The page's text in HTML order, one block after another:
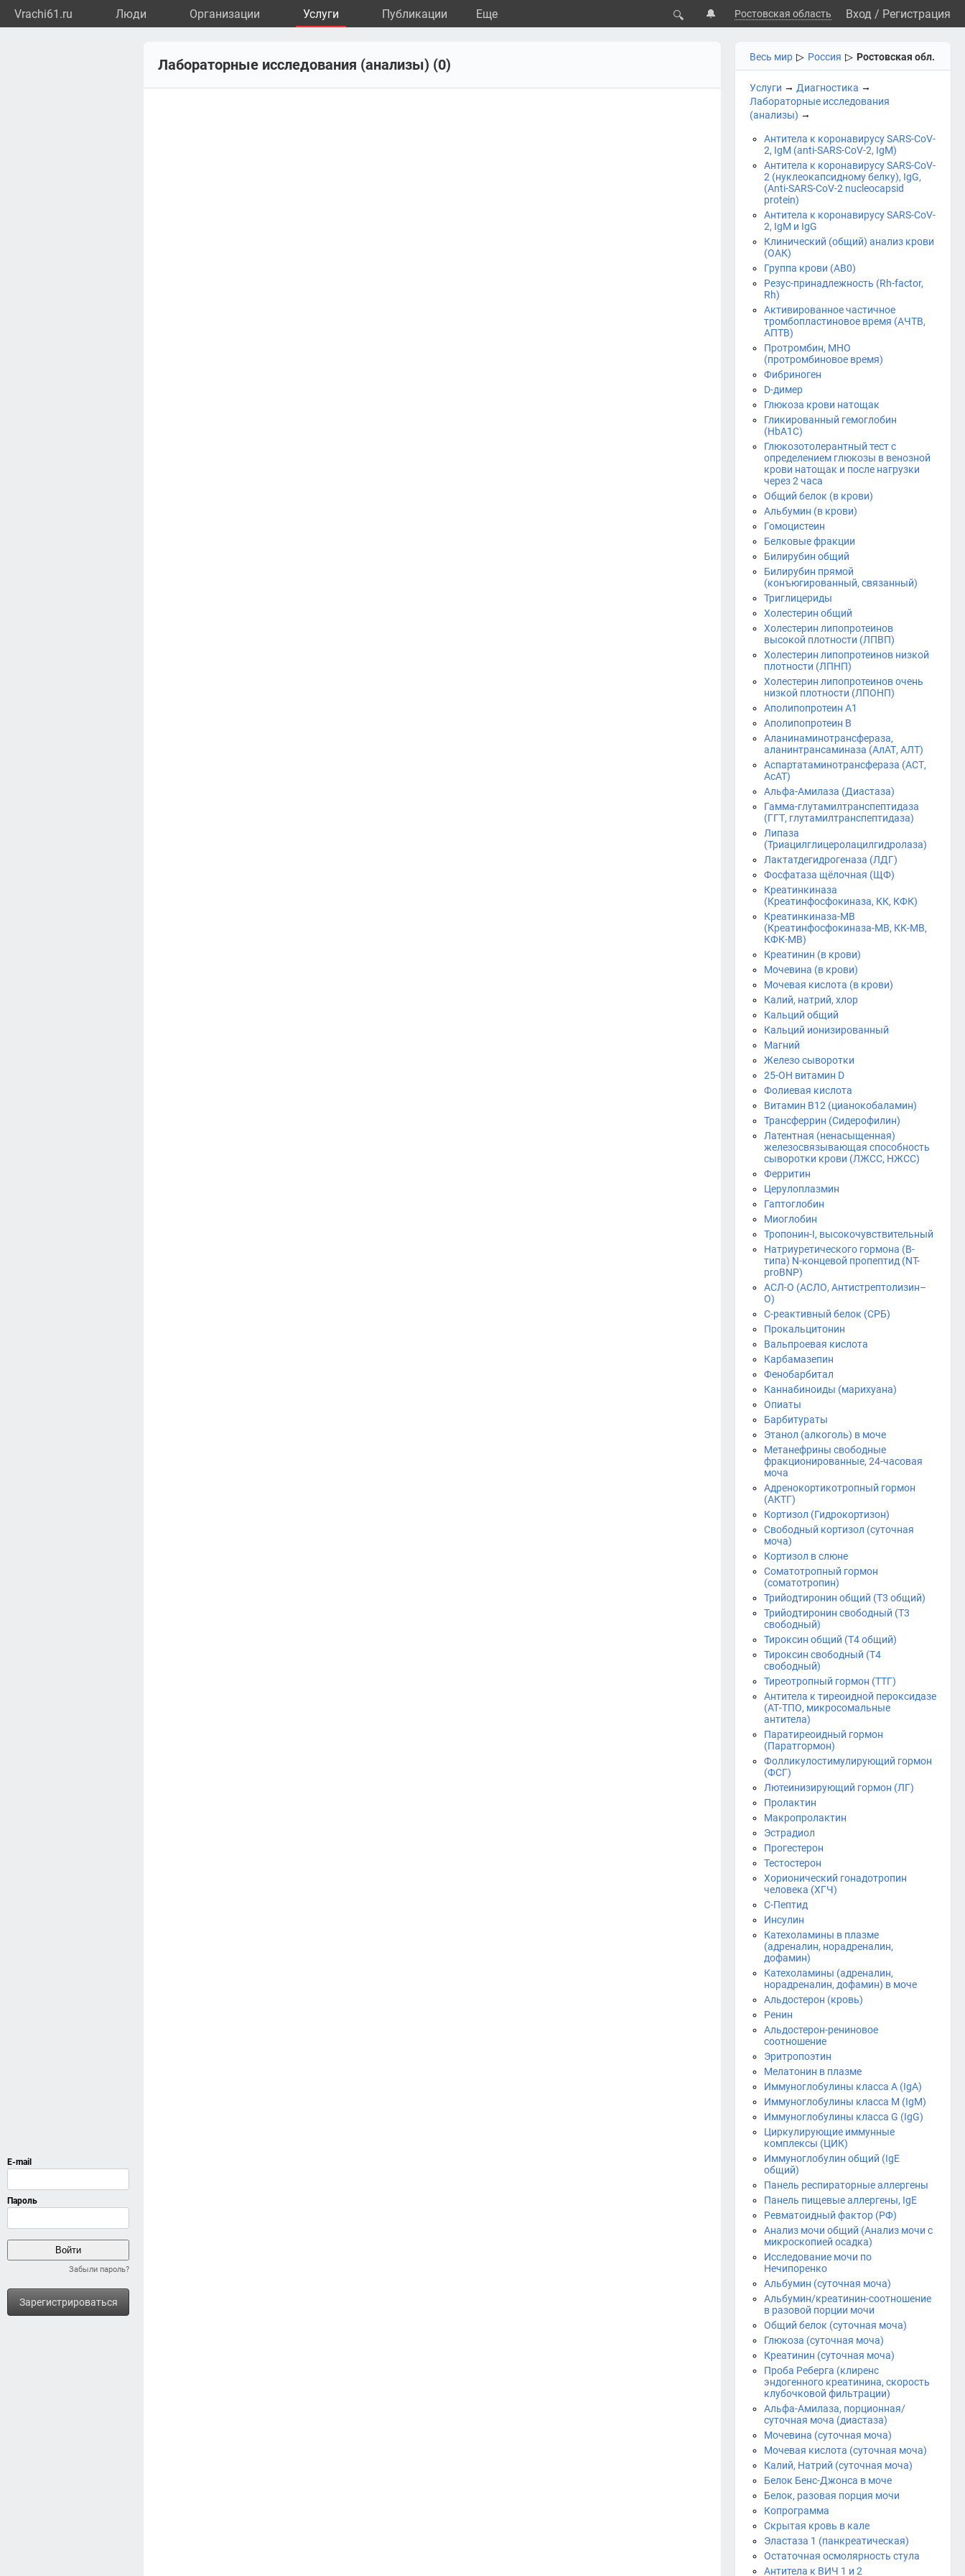
Vrachi61.ru Люди Организации Услуги Публикации Eще 🔍 🔔 Ростовская область Вход / Регистрация
Забыли пароль?
Зарегистрироваться
Весь мир ▷ Россия ▷ Ростовская обл.
Услуги → Диагностика →
Лабораторные исследования
(анализы) →
Антитела к коронавирусу SARS-CoV-
2, IgM (anti-SARS-CoV-2, IgM)
Антитела к коронавирусу SARS-CoV-
2 (нуклеокапсидному белку), IgG,
(Anti-SARS-CoV-2 nucleocapsid
protein)
Антитела к коронавирусу SARS-CoV-
2, IgM и IgG
Клинический (общий) анализ крови
(ОАК)
Группа крови (АВ0)
Резус-принадлежность (Rh-factor,
Rh)
Активированное частичное
тромбопластиновое время (АЧТВ,
АПТВ)
Протромбин, МНО
(протромбиновое время)
Фибриноген
D-димер
Глюкоза крови натощак
Гликированный гемоглобин
(HbA1С)
Глюкозотолерантный тест с
определением глюкозы в венозной
крови натощак и после нагрузки
через 2 часа
Общий белок (в крови)
Альбумин (в крови)
Гомоцистеин
Белковые фракции
Билирубин общий
Билирубин прямой
(конъюгированный, связанный)
Триглицериды
Холестерин общий
Холестерин липопротеинов
высокой плотности (ЛПВП)
Холестерин липопротеинов низкой
плотности (ЛПНП)
Холестерин липопротеинов очень
низкой плотности (ЛПОНП)
Аполипопротеин А1
Аполипопротеин В
Аланинаминотрансфераза,
аланинтрансаминаза (АлАТ, АЛТ)
Аспартатаминотрансфераза (АСТ,
АсАТ)
Альфа-Амилаза (Диастаза)
Гамма-глутамилтранспептидаза
(ГГТ, глутамилтранспептидаза)
Липаза
(Триацилглицеролацилгидролаза)
Лактатдегидрогеназа (ЛДГ)
Фосфатаза щёлочная (ЩФ)
Креатинкиназа
(Креатинфосфокиназа, КК, КФК)
Креатинкиназа-МВ
(Креатинфосфокиназа-МВ, КК-МВ,
КФК-МВ)
Креатинин (в крови)
Мочевина (в крови)
Мочевая кислота (в крови)
Калий, натрий, хлор
Кальций общий
Кальций ионизированный
Магний
Железо сыворотки
25-OH витамин D
Фолиевая кислота
Витамин B12 (цианокобаламин)
Трансферрин (Сидерофилин)
Латентная (ненасыщенная)
железосвязывающая способность
сыворотки крови (ЛЖСС, НЖСС)
Ферритин
Церулоплазмин
Гаптоглобин
Миоглобин
Тропонин-I, высокочувствительный
Натриуретического гормона (В-
типа) N-концевой пропептид (NT-
proBNP)
АСЛ-О (АСЛО, Антистрептолизин–
О)
С-реактивный белок (СРБ)
Прокальцитонин
Вальпроевая кислота
Карбамазепин
Фенобарбитал
Каннабиноиды (марихуана)
Опиаты
Барбитураты
Этанол (алкоголь) в моче
Метанефрины свободные
фракционированные, 24-часовая
моча
Адренокортикотропный гормон
(АКТГ)
Кортизол (Гидрокортизон)
Свободный кортизол (суточная
моча)
Кортизол в слюне
Соматотропный гормон
(соматотропин)
Трийодтиронин общий (Т3 общий)
Трийодтиронин свободный (Т3
свободный)
Тироксин общий (Т4 общий)
Тироксин свободный (Т4
свободный)
Тиреотропный гормон (ТТГ)
Антитела к тиреоидной пероксидазе
(АТ-ТПО, микросомальные
антитела)
Паратиреоидный гормон
(Паратгормон)
Фолликулостимулирующий гормон
(ФСГ)
Лютеинизирующий гормон (ЛГ)
Пролактин
Макропролактин
Эстрадиол
Прогестерон
Тестостерон
Хорионический гонадотропин
человека (ХГЧ)
С-Пептид
Инсулин
Катехоламины в плазме
(адреналин, норадреналин,
дофамин)
Катехоламины (адреналин,
норадреналин, дофамин) в моче
Альдостерон (кровь)
Ренин
Альдостерон-рениновое
соотношение
Эритропоэтин
Мелатонин в плазме
Иммуноглобулины класса A (IgA)
Иммуноглобулины класса М (IgM)
Иммуноглобулины класса G (IgG)
Циркулирующие иммунные
комплексы (ЦИК)
Иммуноглобулин общий (IgЕ
общий)
Панель респираторные аллергены
Панель пищевые аллергены, IgE
Ревматоидный фактор (РФ)
Анализ мочи общий (Анализ мочи с
микроскопией осадка)
Исследование мочи по
Нечипоренко
Альбумин (суточная моча)
Альбумин/креатинин-соотношение
в разовой порции мочи
Общий белок (суточная моча)
Глюкоза (суточная моча)
Креатинин (суточная моча)
Проба Реберга (клиренс
эндогенного креатинина, скорость
клубочковой фильтрации)
Альфа-Амилаза, порционная/
суточная моча (диастаза)
Мочевина (суточная моча)
Мочевая кислота (суточная моча)
Калий, Натрий (суточная моча)
Белок Бенс-Джонса в моче
Белок, разовая порция мочи
Копрограмма
Скрытая кровь в кале
Эластаза 1 (панкреатическая)
Остаточная осмолярность стула
Антитела к ВИЧ 1 и 2
Лабораторные исследования (анализы) (0)